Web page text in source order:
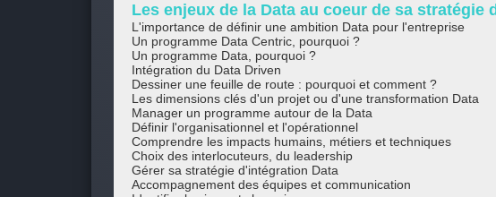
Les enjeux de la Data au coeur de sa stratégie
L'importance de définir une ambition Data pour l'entreprise
Un programme Data Centric, pourquoi ?
Un programme Data, pourquoi ?
Intégration du Data Driven
Dessiner une feuille de route : pourquoi et comment ?
Les dimensions clés d'un projet ou d'une transformation Data
Manager un programme autour de la Data
Définir l'organisationnel et l'opérationnel
Comprendre les impacts humains, métiers et techniques
Choix des interlocuteurs, du leadership
Gérer sa stratégie d'intégration Data
Accompagnement des équipes et communication